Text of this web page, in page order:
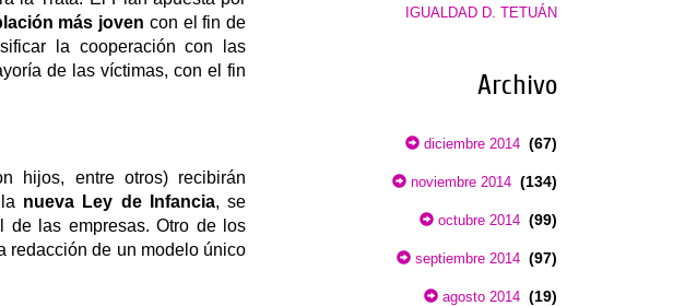
más joven con el fin de
la cooperación con las
de las víctimas, con el fin
hijos, entre otros) recibirán
nueva Ley de Infancia, se
de las empresas. Otro de los
redacción de un modelo único
IGUALDAD D. TETUÁN
Archivo
diciembre 2014 (67)
noviembre 2014 (134)
octubre 2014 (99)
septiembre 2014 (97)
agosto 2014 (19)